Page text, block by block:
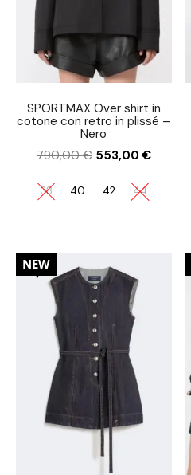
SPORTMAX Over shirt in
cotone con retro in plissé –
Nero
790,00€ 553,00€
38 40 42 44
30%
NEW